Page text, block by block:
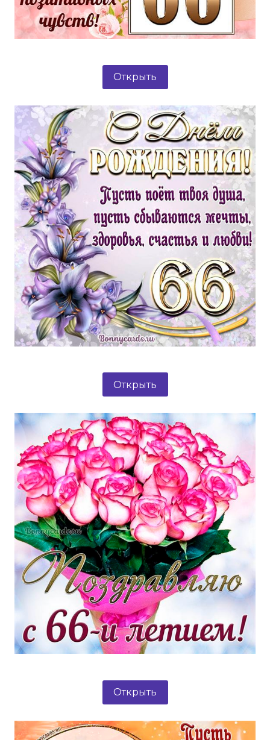
Открыть
Открыть
Открыть